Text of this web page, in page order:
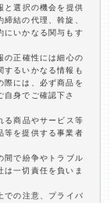
と選択の機会を提供
結の代理、斡旋、
にいかなる関与もす
の正確性には細心の
するいかなる情報も
際には、必ず商品を
身でご確認下さ
る商品やサービス等
等を提供する事業者
間で紛争やトラブル
は一切責任を負いま
での注意、プライバ